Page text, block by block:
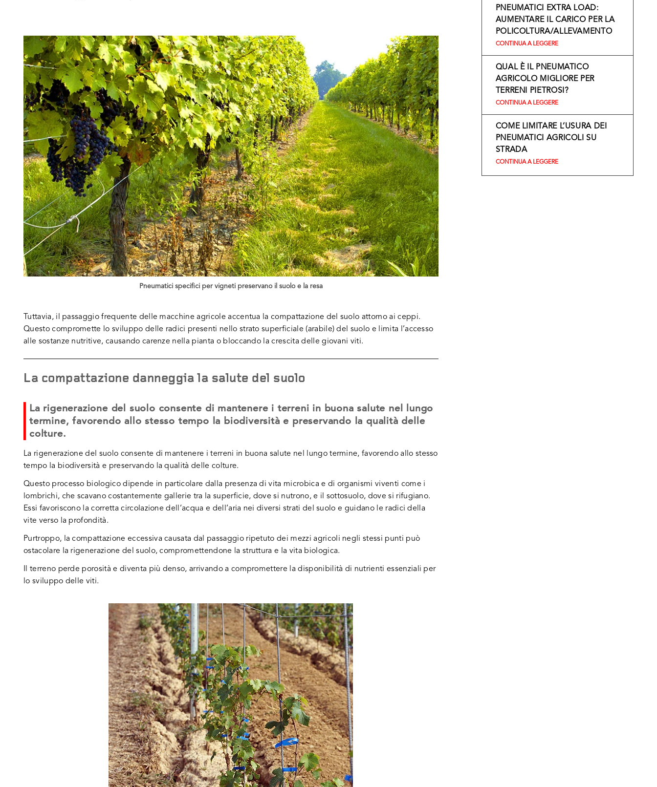
Pneumatici specifici per vigneti preservano il suolo e la resa
Tuttavia, il passaggio frequente delle macchine agricole accentua la compattazione del suolo attorno ai ceppi.
Questo compromette lo sviluppo delle radici presenti nello strato superficiale (arabile) del suolo e limita l’accesso
alle sostanze nutritive, causando carenze nella pianta o bloccando la crescita delle giovani viti.
La compattazione danneggia la salute del suolo
La rigenerazione del suolo consente di mantenere i terreni in buona salute nel lungo
termine, favorendo allo stesso tempo la biodiversità e preservando la qualità delle
colture.
La rigenerazione del suolo consente di mantenere i terreni in buona salute nel lungo termine, favorendo allo stesso
tempo la biodiversità e preservando la qualità delle colture.
Questo processo biologico dipende in particolare dalla presenza di vita microbica e di organismi viventi come i
lombrichi, che scavano costantemente gallerie tra la superficie, dove si nutrono, e il sottosuolo, dove si rifugiano.
Essi favoriscono la corretta circolazione dell’acqua e dell’aria nei diversi strati del suolo e guidano le radici della
vite verso la profondità.
Purtroppo, la compattazione eccessiva causata dal passaggio ripetuto dei mezzi agricoli negli stessi punti può
ostacolare la rigenerazione del suolo, compromettendone la struttura e la vita biologica.
Il terreno perde porosità e diventa più denso, arrivando a compromettere la disponibilità di nutrienti essenziali per
lo sviluppo delle viti.
PNEUMATICI EXTRA LOAD:
AUMENTARE IL CARICO PER LA
POLICOLTURA/ALLEVAMENTO
CONTINUA A LEGGERE
QUAL È IL PNEUMATICO
AGRICOLO MIGLIORE PER
TERRENI PIETROSI?
CONTINUA A LEGGERE
COME LIMITARE L’USURA DEI
PNEUMATICI AGRICOLI SU
STRADA
CONTINUA A LEGGERE